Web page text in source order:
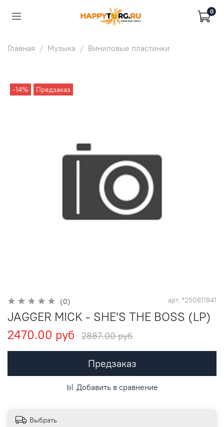
0
Главная Музыка Виниловые пластинки
-14% Предзаказ
(0) арт. *250811841
JAGGER MICK - SHE'S THE BOSS (LP)
2470.00 руб
2887.00 руб
Предзаказ
Добавить в сравнение
Выбрать